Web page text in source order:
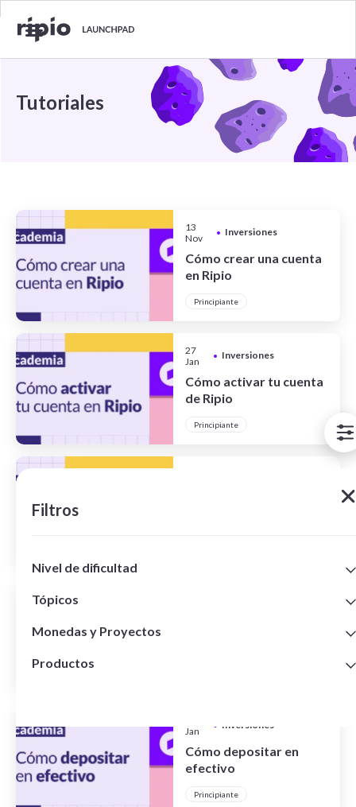
Tutoriales
Filtros
Nivel de dificultad
Intermedio
Tópicos
Inversiones
Desafío Cripto
Seguridad y Privacidad
Novedades Ripio
Monedas y Proyectos
Criptomonedas
NFT
DAO
Productos
Ripio Trade
Ripio Select
13
Nov
• Inversiones
Cómo crear una cuenta
en Ripio
Principiante
27
Jan
• Inversiones
Cómo activar tu cuenta
de Ripio
Principiante
Jan
• Inversiones
Cómo depositar en
efectivo
Principiante